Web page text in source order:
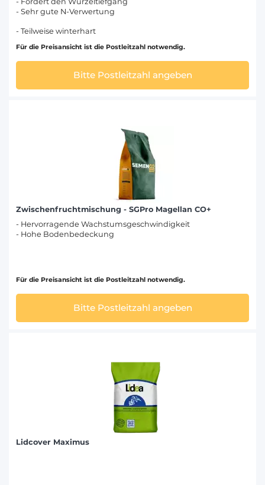
- Sehr gute N-Verwertung
- Teilweise winterhart
Für die Preisansicht ist die Postleitzahl notwendig.
Bitte Postleitzahl angeben
Zwischenfruchtmischung - SGPro Magellan CO+
- Hervorragende Wachstumsgeschwindigkeit
- Hohe Bodenbedeckung
Für die Preisansicht ist die Postleitzahl notwendig.
Bitte Postleitzahl angeben
Lidcover Maximus